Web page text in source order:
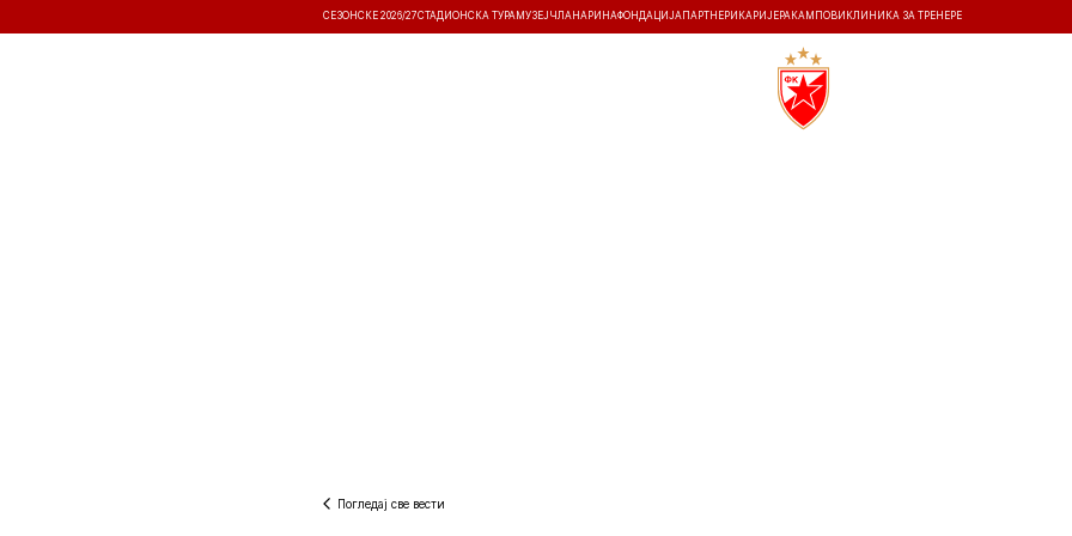
СЕЗОНСКЕ 2026/27СТАДИОНСКА ТУРА МУЗЕЈ ЧЛАНАРИНАФОНДАЦИЈА ПАРТНЕРИ КАРИЈЕРА КАМПОВИ КЛИНИКА ЗА ТРЕНЕРЕ
Погледај све вести